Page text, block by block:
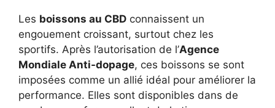
Les boissons au CBD connaissent un
engouement croissant, surtout chez les
sportifs. Après l’autorisation de l’Agence
Mondiale Anti-dopage, ces boissons se sont
imposées comme un allié idéal pour améliorer la
performance. Elles sont disponibles dans de